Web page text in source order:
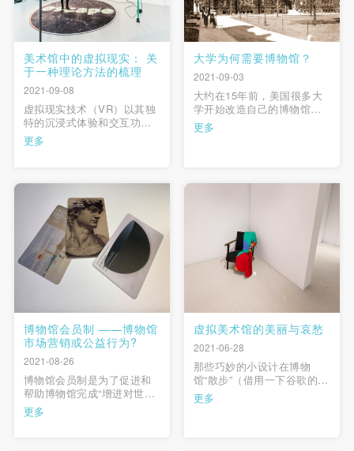
美术馆中的虚拟现实： 关
于一种理论方法的梳理
2021-09-08
虚拟现实技术（VR）以其独
特的沉浸式体验和交互功能
在美术馆中得到愈发普遍的
利用，并为更新和丰富博物
注。现有相关研究共同指
出：我们亟需一种系统的理
论方法来阐明虚拟现实技术
在美术馆中 …
更多
大学为何需要博物馆？
2021-09-03
大约在15年前，美国很多大
学开始改造自己的博物馆，
将它们从门庭冷落、只供内
部开放、大部分展品为教学
展览和项目，以吸引更多元
的观众群体。杜克大学纳希
尔艺术博物馆于2005年10月
更多
博物馆会员制 ——博物馆
市场营销或公益行为?
2021-08-26
博物馆会员制是为了促进和
帮助博物馆完成“增进对世界
的了解，旨在为人类尊严和
社会正义，全球平等和福祉
更多
虚拟美术馆的美丽与哀愁
2021-06-28
那些巧妙的小设计在博物
馆“散步”（借用一下谷歌的说
法）途中和“收集”数字艺术品
的任务中时常可见，也是一
更多